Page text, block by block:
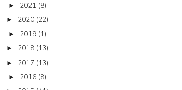
► 2021 (8)
► 2020 (22)
► 2019 (1)
► 2018 (13)
► 2017 (13)
► 2016 (8)